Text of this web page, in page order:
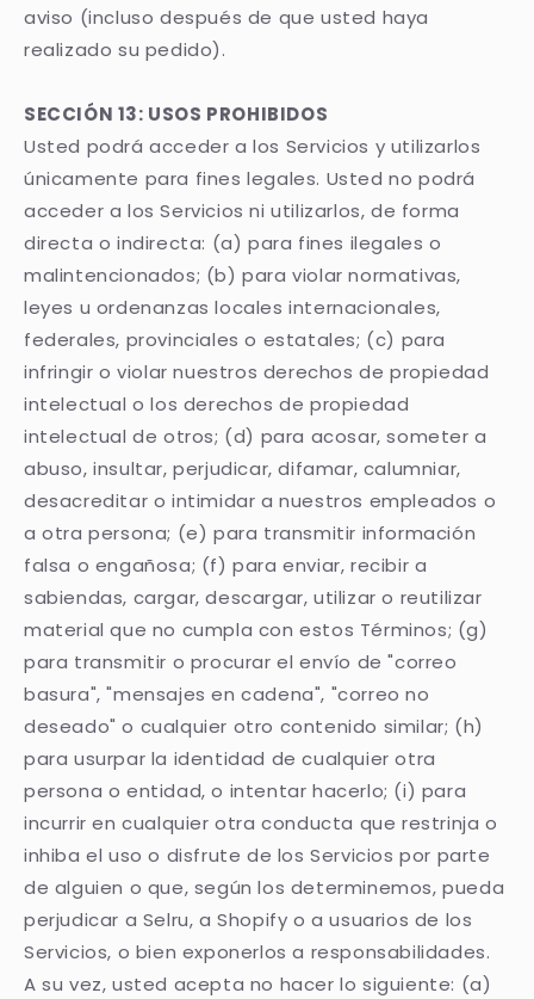
aviso (incluso después de que usted haya
realizado su pedido).
SECCIÓN 13: USOS PROHIBIDOS
Usted podrá acceder a los Servicios y utilizarlos
únicamente para fines legales. Usted no podrá
acceder a los Servicios ni utilizarlos, de forma
directa o indirecta: (a) para fines ilegales o
malintencionados; (b) para violar normativas,
leyes u ordenanzas locales internacionales,
federales, provinciales o estatales; (c) para
infringir o violar nuestros derechos de propiedad
intelectual o los derechos de propiedad
intelectual de otros; (d) para acosar, someter a
abuso, insultar, perjudicar, difamar, calumniar,
desacreditar o intimidar a nuestros empleados o
a otra persona; (e) para transmitir información
falsa o engañosa; (f) para enviar, recibir a
sabiendas, cargar, descargar, utilizar o reutilizar
material que no cumpla con estos Términos; (g)
para transmitir o procurar el envío de "correo
basura", "mensajes en cadena", "correo no
deseado" o cualquier otro contenido similar; (h)
para usurpar la identidad de cualquier otra
persona o entidad, o intentar hacerlo; (i) para
incurrir en cualquier otra conducta que restrinja o
inhiba el uso o disfrute de los Servicios por parte
de alguien o que, según los determinemos, pueda
perjudicar a Selru, a Shopify o a usuarios de los
Servicios, o bien exponerlos a responsabilidades.
A su vez, usted acepta no hacer lo siguiente: (a)